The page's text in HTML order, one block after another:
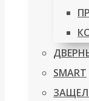
SMART